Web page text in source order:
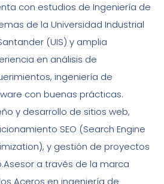
con estudios de Ingeniería de
de la Universidad Industrial
(UIS) y amplia
en análisis de
ingeniería de
con buenas prácticas.
y desarrollo de sitios web,
SEO (Search Engine
y gestión de proyectos
a través de la marca